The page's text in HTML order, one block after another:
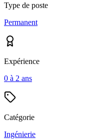
Type de poste
Permanent
Expérience
0 à 2 ans
Catégorie
Ingénierie